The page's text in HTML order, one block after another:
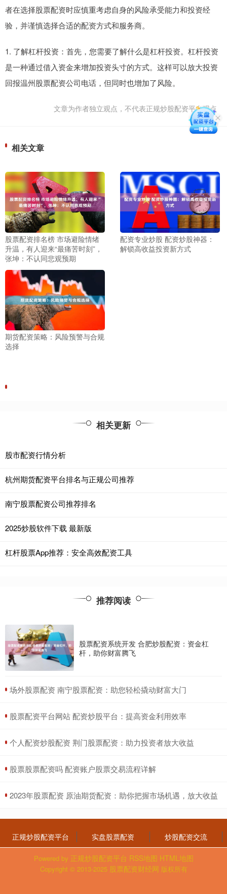
者在选择股票配资时应慎重考虑自身的风险承受能力和投资经
验，并谨慎选择合适的配资方式和服务商。
1. 了解杠杆投资：首先，您需要了解什么是杠杆投资。杠杆投资
是一种通过借入资金来增加投资头寸的方式。这样可以放大投资
回报温州股票配资公司电话，但同时也增加了风险。
文章为作者独立观点，不代表正规炒股配资平台观点
相关文章
股票配资排名榜 市场避险情绪
升温，有人迎来“最痛苦时刻”，
张坤：不认同悲观预期
配资专业炒股 配资炒股神器：
解锁高收益投资新方式
期货配资策略：风险预警与合规
选择
相关更新
股市配资行情分析
杭州期货配资平台排名与正规公司推荐
南宁股票配资公司推荐排名
2025炒股软件下载 最新版
杠杆股票App推荐：安全高效配资工具
推荐阅读
股票配资系统开发 合肥炒股配资：资金杠
杆，助你财富腾飞
​场外股票配资 南宁股票配资：助您轻松撬动财富大门
​股票配资平台网站 配资炒股平台：提高资金利用效率
​个人配资炒股配资 荆门股票配资：助力投资者放大收益
​股票股票配资吗 配资账户股票交易流程详解
​2023年股票配资 原油期货配资：助你把握市场机遇，放大收益
正规炒股配资平台 实盘股票配资 炒股配资交流
Powered by 正规炒股配资平台 RSS地图 HTML地图
Copyright © 2013-2025 股票配资财经网 版权所有